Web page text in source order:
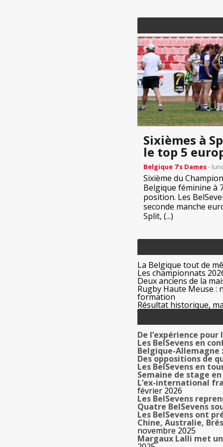
Sixièmes à
le top 5
Belgique 7’s Dames-
Sixième du
Belgique féminine à
position. Les
seconde manche
Split, (...)
La Belgique tout de
Les championnats
Deux anciens de la
Rugby Haute Meuse
formation
Résultat historique,
De l’expérience
Les BelSevens en
Belgique-Allemagne
Des oppositions de
Les BelSevens en
Semaine de stage
L’ex-international
février 2026
Les BelSevens
Quatre BelSevens
Les BelSevens ont
Chine, Australie,
novembre 2025
Margaux Lalli met